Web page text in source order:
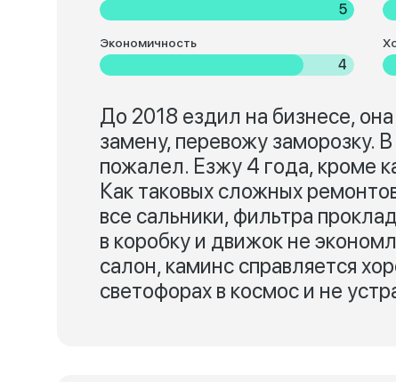
5
Экономичность
4
До 2018 ездил на бизнесе,
замену, перевожу заморозку.
пожалел. Езжу 4 года, кроме
Как таковых сложных
все сальники, фильтра
в коробку и движок не
салон, каминс справляется
светофорах в космос и не